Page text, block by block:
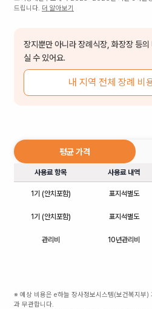
드립니다. 더 알아보기
장지뿐만 아니라 장례식장, 화장장 등
실 수 있어요.
내 지역 전체 장례 비
평균 가격
사용료 항목 사용료 내역
1기 (안치포함) 표지석별도
1기 (안치포함) 표지석별도
관리비 10년관리비
※ 예상 비용은 e하늘 장사정보시스템(보건복지부)
과 무관합니다.